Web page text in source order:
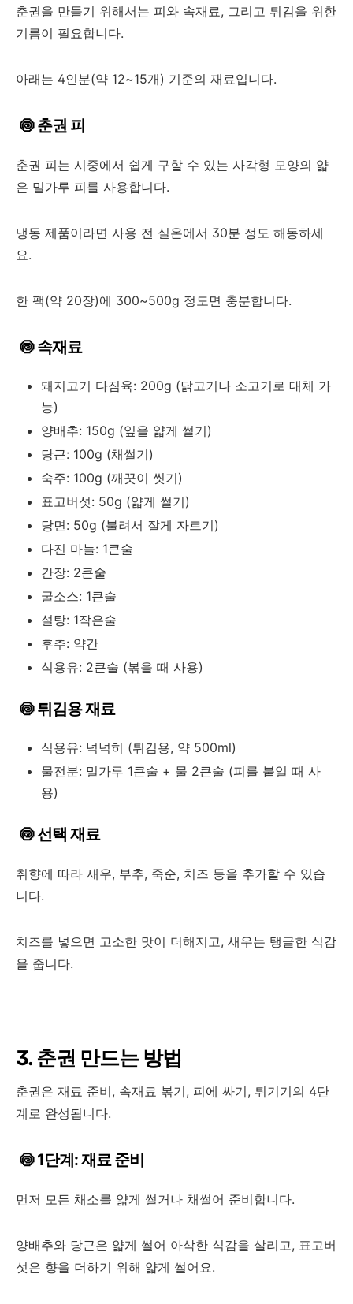
춘권을 만들기 위해서는 피와 속재료, 그리고 튀김을 위한
기름이 필요합니다.
아래는 4인분(약 12~15개) 기준의 재료입니다.
🍥 춘권 피
춘권 피는 시중에서 쉽게 구할 수 있는 사각형 모양의 얇
은 밀가루 피를 사용합니다.
냉동 제품이라면 사용 전 실온에서 30분 정도 해동하세
요.
한 팩(약 20장)에 300~500g 정도면 충분합니다.
🍥 속재료
돼지고기 다짐육: 200g (닭고기나 소고기로 대체 가
능)
양배추: 150g (잎을 얇게 썰기)
당근: 100g (채썰기)
숙주: 100g (깨끗이 씻기)
표고버섯: 50g (얇게 썰기)
당면: 50g (불려서 잘게 자르기)
다진 마늘: 1큰술
간장: 2큰술
굴소스: 1큰술
설탕: 1작은술
후추: 약간
식용유: 2큰술 (볶을 때 사용)
🍥 튀김용 재료
식용유: 넉넉히 (튀김용, 약 500ml)
물전분: 밀가루 1큰술 + 물 2큰술 (피를 붙일 때 사
용)
🍥 선택 재료
취향에 따라 새우, 부추, 죽순, 치즈 등을 추가할 수 있습
니다.
치즈를 넣으면 고소한 맛이 더해지고, 새우는 탱글한 식감
을 줍니다.
3. 춘권 만드는 방법
춘권은 재료 준비, 속재료 볶기, 피에 싸기, 튀기기의 4단
계로 완성됩니다.
🍥 1단계: 재료 준비
먼저 모든 채소를 얇게 썰거나 채썰어 준비합니다.
양배추와 당근은 얇게 썰어 아삭한 식감을 살리고, 표고버
섯은 향을 더하기 위해 얇게 썰어요.